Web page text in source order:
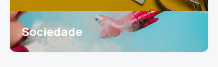
Sociedade